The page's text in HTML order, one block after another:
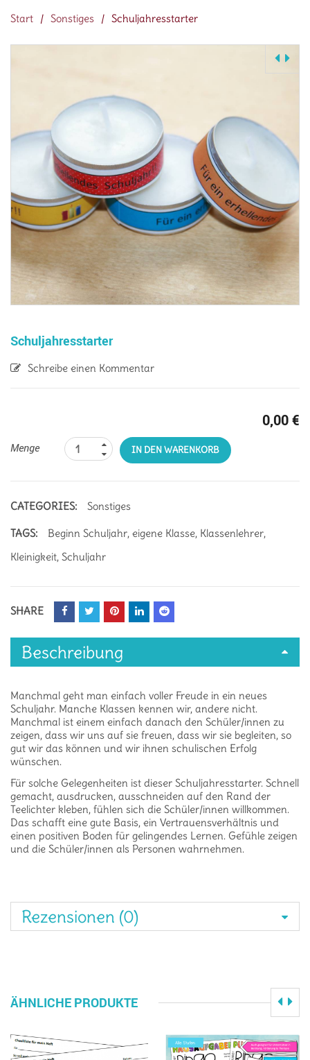
Start / Sonstiges / Schuljahresstarter
Schuljahresstarter
Schreibe einen Kommentar
0,00€
Menge IN DEN WARENKORB
CATEGORIES: Sonstiges
TAGS: Beginn Schuljahr, eigene Klasse, Klassenlehrer,
Kleinigkeit, Schuljahr
SHARE
Beschreibung
Manchmal geht man einfach voller Freude in ein neues
Schuljahr. Manche Klassen kennen wir, andere nicht.
Manchmal ist einem einfach danach den Schüler/innen zu
zeigen, dass wir uns auf sie freuen, dass wir sie begleiten, so
gut wir das können und wir ihnen schulischen Erfolg
wünschen.
Für solche Gelegenheiten ist dieser Schuljahresstarter. Schnell
gemacht, ausdrucken, ausschneiden auf den Rand der
Teelichter kleben, fühlen sich die Schüler/innen willkommen.
Das schafft eine gute Basis, ein Vertrauensverhältnis und
einen positiven Boden für gelingendes Lernen. Gefühle zeigen
und die Schüler/innen als Personen wahrnehmen.
Rezensionen (0)
ÄHNLICHE PRODUKTE